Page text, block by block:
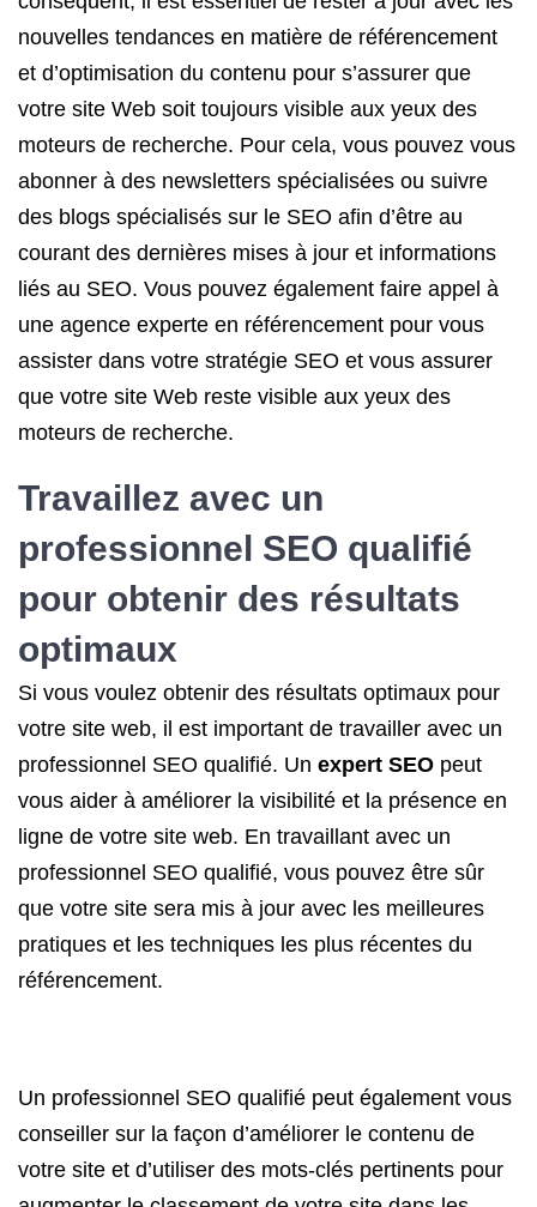
nouvelles tendances en matière de référencement
et d’optimisation du contenu pour s’assurer que
votre site Web soit toujours visible aux yeux des
moteurs de recherche. Pour cela, vous pouvez vous
abonner à des newsletters spécialisées ou suivre
des blogs spécialisés sur le SEO afin d’être au
courant des dernières mises à jour et informations
liés au SEO. Vous pouvez également faire appel à
une agence experte en référencement pour vous
assister dans votre stratégie SEO et vous assurer
que votre site Web reste visible aux yeux des
moteurs de recherche.
Travaillez avec un
professionnel SEO qualifié
pour obtenir des résultats
optimaux
Si vous voulez obtenir des résultats optimaux pour
votre site web, il est important de travailler avec un
professionnel SEO qualifié. Un expert SEO peut
vous aider à améliorer la visibilité et la présence en
ligne de votre site web. En travaillant avec un
professionnel SEO qualifié, vous pouvez être sûr
que votre site sera mis à jour avec les meilleures
pratiques et les techniques les plus récentes du
référencement.
Un professionnel SEO qualifié peut également vous
conseiller sur la façon d’améliorer le contenu de
votre site et d’utiliser des mots-clés pertinents pour